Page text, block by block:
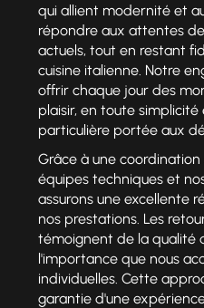
qui allient modernité et
répondre aux attentes
actuels, tout en restant
cuisine italienne. Notre
offrir chaque jour des
plaisir, en toute
particulière portée aux
Grâce à une
équipes techniques et
assurons une excellente
nos prestations. Les
témoignent de la qualité
l'importance que nous
individuelles. Cette
garantie d'une